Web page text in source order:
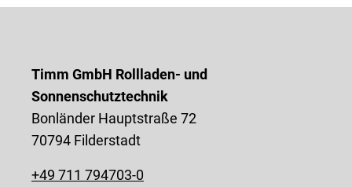
Timm GmbH Rollladen- und
Sonnenschutztechnik
Bonländer Hauptstraße 72
70794 Filderstadt
+49 711 794703-0